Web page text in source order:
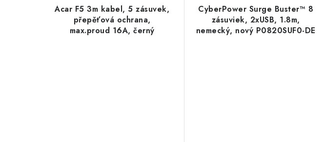
Acar F5 3m kabel, 5 zásuvek,
přepěťová ochrana,
max.proud 16A, černý
CyberPower Surge Buster™ 8
zásuviek, 2xUSB, 1.8m,
nemecký, nový P0820SUF0-DE